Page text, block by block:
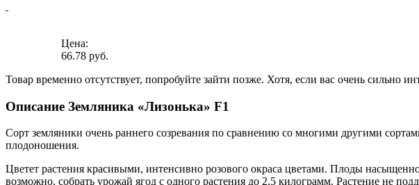
Цена:
66.78 руб.
Товар временно отсутствует, попробуйте зайти позже. Хотя, если вас очень сильно
Описание Земляника «Лизонька» F1
Сорт земляники очень раннего созревания по сравнению со многими другими
плодоношения.
Цветет растения красивыми, интенсивно розового окраса цветами. Плоды
возможно, собрать урожай ягод с одного растения до 2,5 килограмм. Растение не